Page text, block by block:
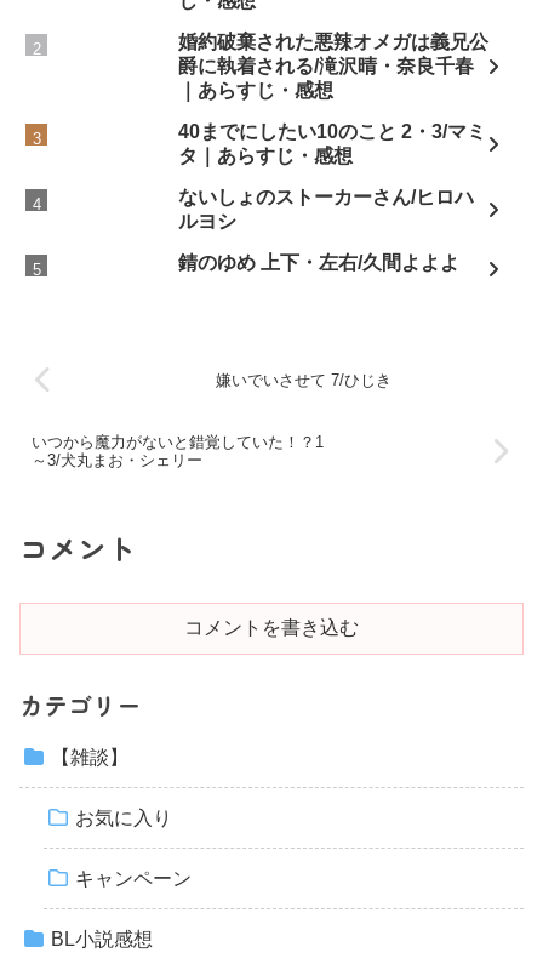
婚約破棄された悪辣オメガは義兄公
爵に執着される/滝沢晴・奈良千春
｜あらすじ・感想
40までにしたい10のこと 2・3/マミ
タ｜あらすじ・感想
ないしょのストーカーさん/ヒロハ
ルヨシ
錆のゆめ 上下・左右/久間よよよ
嫌いでいさせて 7/ひじき
いつから魔力がないと錯覚していた！？1
～3/犬丸まお・シェリー
コメント
コメントを書き込む
カテゴリー
【雑談】
お気に入り
キャンペーン
BL小説感想